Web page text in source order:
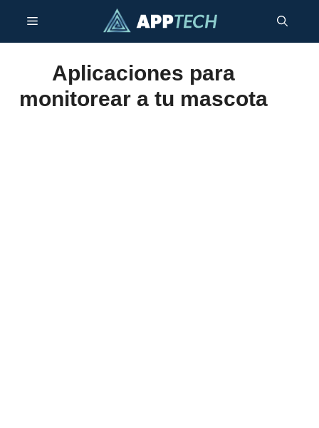
contenido
Menú
Aplicaciones para
monitorear a tu mascota